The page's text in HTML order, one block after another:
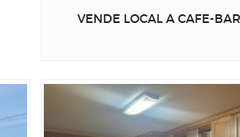
VENDE LOCAL A CAFE-